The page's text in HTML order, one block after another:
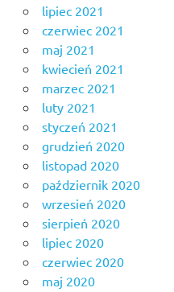
lipiec 2021
czerwiec 2021
maj 2021
kwiecień 2021
marzec 2021
luty 2021
styczeń 2021
grudzień 2020
listopad 2020
październik 2020
wrzesień 2020
sierpień 2020
lipiec 2020
czerwiec 2020
maj 2020